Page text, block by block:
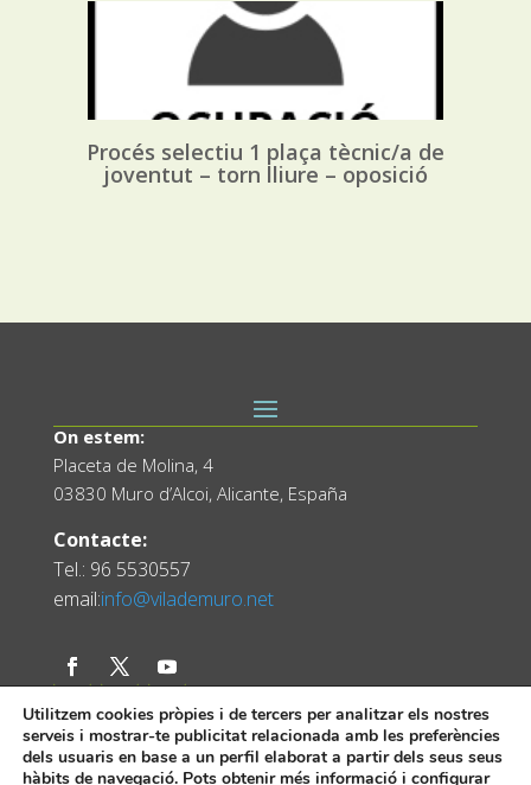
Procés selectiu 1 plaça tècnic/a de
joventut – torn lliure – oposició
On estem:
Placeta de Molina, 4
03830 Muro d’Alcoi, Alicante, España
Contacte:
Tel.: 96 5530557
email:info@vilademuro.net
Utilitzem cookies pròpies i de tercers per analitzar els nostres
serveis i mostrar-te publicitat relacionada amb les preferències
dels usuaris en base a un perfil elaborat a partir dels seus seus
hàbits de navegació. Pots obtenir més informació i configurar